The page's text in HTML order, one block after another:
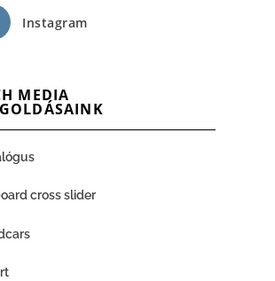
Instagram
MEDIA
cross slider